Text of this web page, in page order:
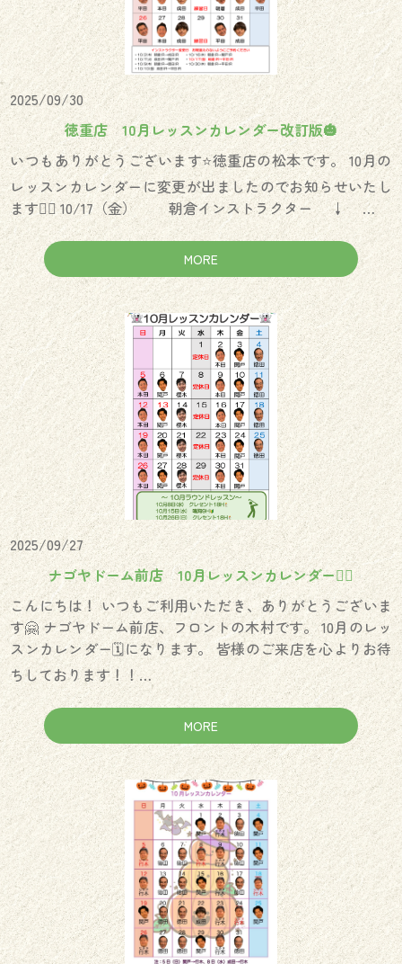
2025/09/30
徳重店 10月レッスンカレンダー改訂版🎃
いつもありがとうございます⭐️徳重店の松本です。 10月の
レッスンカレンダーに変更が出ましたのでお知らせいたし
ます🙇‍♀️ 10/17（金） 朝倉インストラクター ↓ …
MORE
2025/09/27
ナゴヤドーム前店 10月レッスンカレンダー🏌️‍♀️
こんにちは！ いつもご利用いただき、ありがとうございま
す🤗 ナゴヤドーム前店、フロントの木村です。 10月のレッ
スンカレンダー🗓️になります。 皆様のご来店を心よりお待
ちしております！！…
MORE